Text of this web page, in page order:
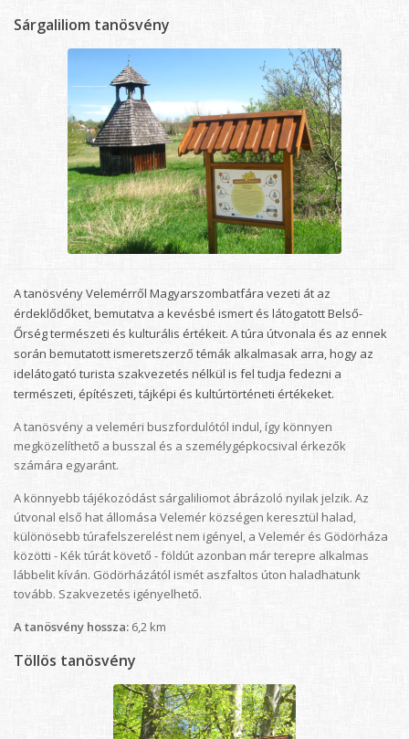
Sárgaliliom tanösvény
A tanösvény Velemérről Magyarszombatfára vezeti át az
érdeklődőket, bemutatva a kevésbé ismert és látogatott Belső-
Őrség természeti és kulturális értékeit. A túra útvonala és az ennek
során bemutatott ismeretszerző témák alkalmasak arra, hogy az
idelátogató turista szakvezetés nélkül is fel tudja fedezni a
természeti, építészeti, tájképi és kultúrtörténeti értékeket.
A tanösvény a veleméri buszfordulótól indul, így könnyen
megközelíthető a busszal és a személygépkocsival érkezők
számára egyaránt.
A könnyebb tájékozódást sárgaliliomot ábrázoló nyilak jelzik. Az
útvonal első hat állomása Velemér községen keresztül halad,
különösebb túrafelszerelést nem igényel, a Velemér és Gödörháza
közötti - Kék túrát követő - földút azonban már terepre alkalmas
lábbelit kíván. Gödörházától ismét aszfaltos úton haladhatunk
tovább. Szakvezetés igényelhető.
A tanösvény hossza: 6,2 km
Töllös tanösvény